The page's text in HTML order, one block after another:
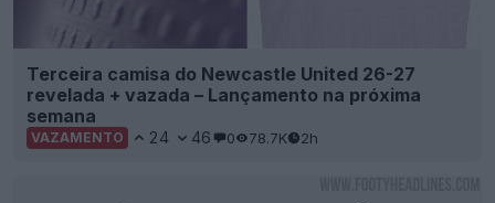
Terceira camisa do Newcastle United 26-27
revelada + vazada – Lançamento na próxima
semana
VAZAMENTO 24 46 0 78.7K 2h